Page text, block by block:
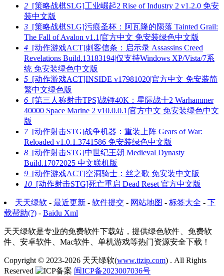
2 [策略战棋SLG]工业崛起2 Rise of Industry 2 v1.2.0 免安
装中文版
3 [策略战棋SLG]污痕圣杯：阿瓦隆的陨落 Tainted Grail:
The Fall of Avalon v1.1|官方中文 免安装绿色中文版
4 [动作游戏ACT]刺客信条：启示录 Assassins Creed
Revelations Build.13183194|仅支持Windows XP/Vista/7系
统 免安装绿色中文版
5 [动作游戏ACT]INSIDE v17981020|官方中文 免安装简
繁中文绿色版
6 [第三人称射击TPS]战锤40K：星际战士2 Warhammer
40000 Space Marine 2 v10.0.0.1|官方中文 免安装绿色中文
版
7[动作射击STG]战争机器：重装上阵 Gears of War:
Reloaded v1.0.1.3741586 免安装绿色中文版
8 [动作射击STG]中世纪王朝 Medieval Dynasty
Build.17072025 中文联机版
9 [动作游戏ACT]空洞骑士：丝之歌 免安装中文版
10 [动作射击STG]死亡重启 Dead Reset 官方中文版
天天绿软 - 最近更新 - 软件提交 - 网站地图 - 标签大全 - 下
载帮助(?) - Baidu Xml
天天绿软是专业的免费软件下载站，提供绿色软件、免费软
件、安卓软件、Mac软件、单机游戏等热门资源安全下载！
Copyright © 2023-2026 天天绿软(www.ttzip.com) . All Rights
Reserved
闽ICP备2023007036号